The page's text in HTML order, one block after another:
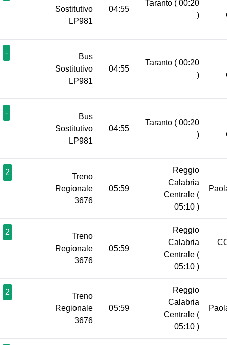
Sostitutivo
LP981
04:55
Taranto ( 00:20
)
-
Bus
Sostitutivo
LP981
04:55
Taranto ( 00:20
)
-
Bus
Sostitutivo
LP981
04:55
Taranto ( 00:20
)
2
Treno
Regionale
3676
05:59
Reggio
Calabria
Centrale (
05:10 )
2
Treno
Regionale
3676
05:59
Reggio
Calabria
Centrale (
05:10 )
2
Treno
Regionale
3676
05:59
Reggio
Calabria
Centrale (
05:10 )